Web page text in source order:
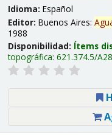
Idioma: Español
Editor: Buenos Aires:
1988
Disponibilidad: Ítems
topográfica: 621.374.5/